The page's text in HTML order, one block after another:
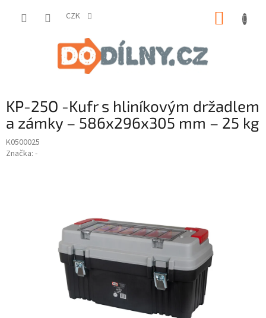
CZK
KP-25O -Kufr s hliníkovým držadlem
a zámky – 586x296x305 mm – 25 kg
K0500025
Značka: -